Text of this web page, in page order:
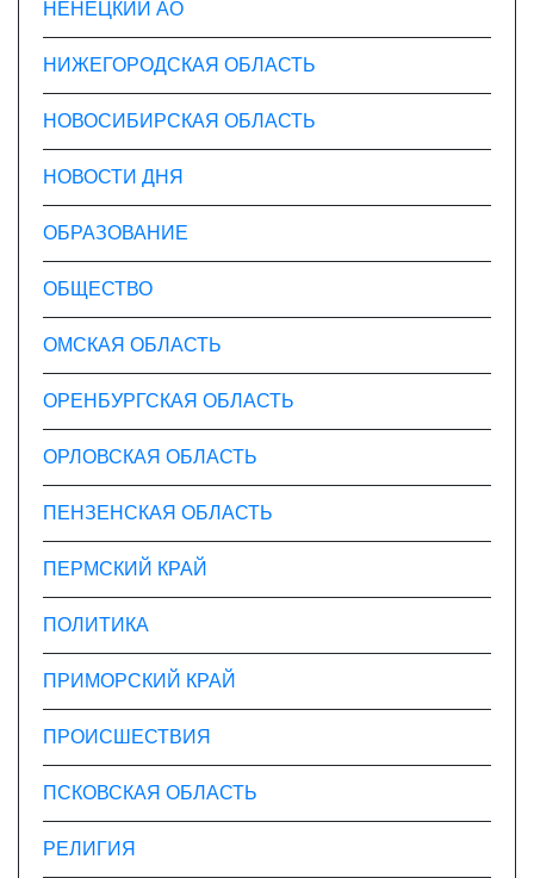
НЕНЕЦКИЙ АО
НИЖЕГОРОДСКАЯ ОБЛАСТЬ
НОВОСИБИРСКАЯ ОБЛАСТЬ
НОВОСТИ ДНЯ
ОБРАЗОВАНИЕ
ОБЩЕСТВО
ОМСКАЯ ОБЛАСТЬ
ОРЕНБУРГСКАЯ ОБЛАСТЬ
ОРЛОВСКАЯ ОБЛАСТЬ
ПЕНЗЕНСКАЯ ОБЛАСТЬ
ПЕРМСКИЙ КРАЙ
ПОЛИТИКА
ПРИМОРСКИЙ КРАЙ
ПРОИСШЕСТВИЯ
ПСКОВСКАЯ ОБЛАСТЬ
РЕЛИГИЯ